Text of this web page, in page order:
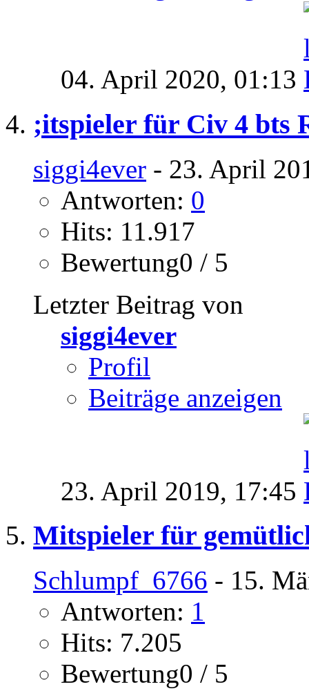
04. April 2020, 01:13
;itspieler für Civ 4 bts
siggi4ever - 23. April
Antworten: 0
Hits: 11.917
Bewertung0 / 5
Letzter Beitrag von
siggi4ever
Profil
Beiträge anzeigen
23. April 2019, 17:45
Mitspieler für
Schlumpf_6766 - 15.
Antworten: 1
Hits: 7.205
Bewertung0 / 5